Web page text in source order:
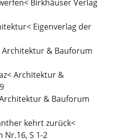
Birkhäuser Verlag
Eigenverlag der
Architektur & Bauforum
Architektur &
& Bauforum
kehrt zurück<
S 1-2